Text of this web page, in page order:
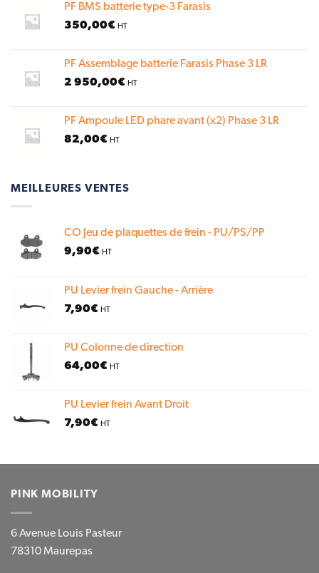
PF BMS batterie type-3 Farasis
350,00€ HT
PF Assemblage batterie Farasis Phase 3 LR
2 950,00€ HT
PF Ampoule LED phare avant (x2) Phase 3 LR
82,00€ HT
MEILLEURES VENTES
CO Jeu de plaquettes de frein - PU/PS/PP
9,90€ HT
PU Levier frein Gauche - Arrière
7,90€ HT
PU Colonne de direction
64,00€ HT
PU Levier frein Avant Droit
7,90€ HT
PINK MOBILITY
6 Avenue Louis Pasteur
78310 Maurepas